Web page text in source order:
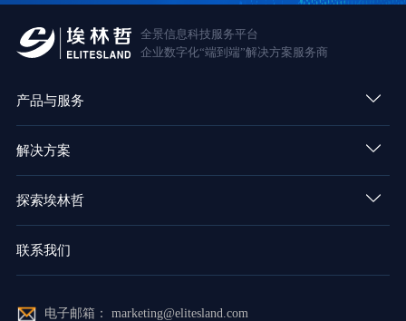
全景信息科技服务平台
企业数字化“端到端”解决方案服务商
产品与服务
解决方案
探索埃林哲
联系我们
电子邮箱： marketing@elitesland.com